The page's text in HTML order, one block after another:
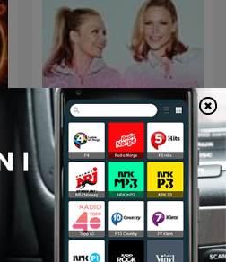
Synnøve og Vanessa